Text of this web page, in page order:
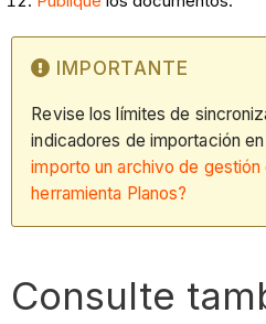
IMPORTANTE
Revise los límites de
indicadores de importación en
importo un archivo de
herramienta Planos?
Consulte